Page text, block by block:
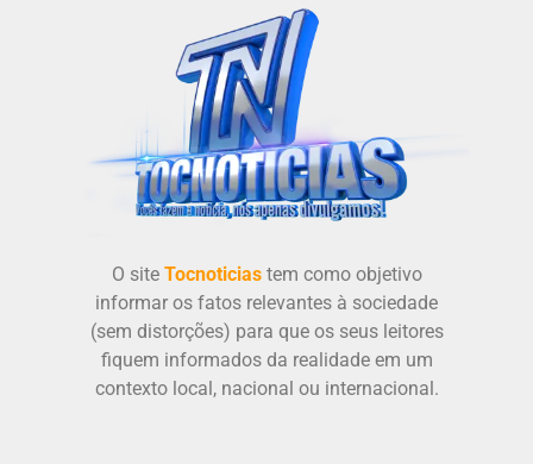
O site Tocnoticiastem como objetivo
informar os fatos relevantes à sociedade
(sem distorções) para que os seus leitores
fiquem informados da realidade em um
contexto local, nacional ou internacional.